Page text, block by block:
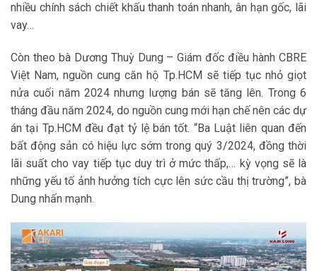
nhiều chính sách chiết khấu thanh toán nhanh, ân hạn gốc, lãi
vay…
Còn theo bà Dương Thuỳ Dung – Giám đốc điều hành CBRE
Việt Nam, nguồn cung căn hộ Tp.HCM sẽ tiếp tục nhỏ giọt
nửa cuối năm 2024 nhưng lượng bán sẽ tăng lên. Trong 6
tháng đầu năm 2024, do nguồn cung mới hạn chế nên các dự
án tại Tp.HCM đều đạt tỷ lệ bán tốt. “Ba Luật liên quan đến
bất động sản có hiệu lực sớm trong quý 3/2024, đồng thời
lãi suất cho vay tiếp tục duy trì ở mức thấp,… kỳ vọng sẽ là
những yếu tố ảnh hưởng tích cực lên sức cầu thị trường”, bà
Dung nhấn mạnh.